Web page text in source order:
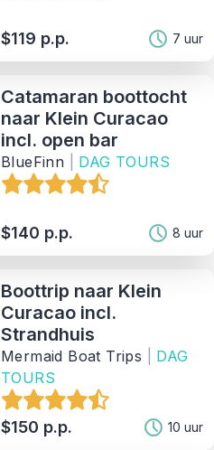
$119 p.p. 7 uur
Catamaran boottocht
naar Klein Curacao
incl. open bar
BlueFinn DAG TOURS
$140 p.p. 8 uur
Boottrip naar Klein
Curacao incl.
Strandhuis
Mermaid Boat Trips
DAG
TOURS
$150 p.p. 10 uur